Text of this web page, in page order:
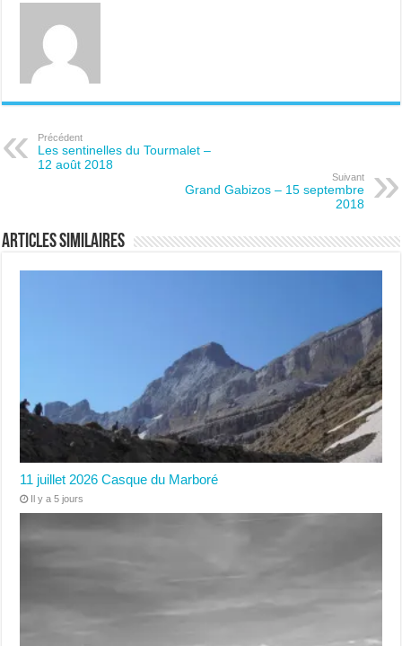
Précédent
Les sentinelles du Tourmalet –
12 août 2018
Suivant
Grand Gabizos – 15 septembre
2018
Articles similaires
11 juillet 2026 Casque du Marboré
Il y a 5 jours